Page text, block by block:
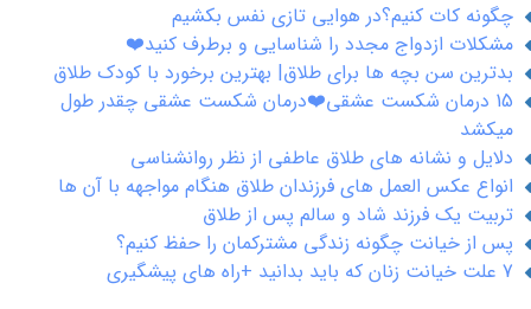
چگونه کات کنیم؟در هوایی تازی نفس بکشیم
مشکلات ازدواج مجدد را شناسایی و برطرف کنید❤️
بدترین سن بچه ها برای طلاق| بهترین برخورد با کودک طلاق
15 درمان شکست عشقی❤️درمان شکست عشقی چقدر طول
میکشد
دلایل و نشانه های طلاق عاطفی از نظر روانشناسی
انواع عکس العمل های فرزندان طلاق هنگام مواجهه با آن ها
تربیت یک فرزند شاد و سالم پس از طلاق
پس از خیانت چگونه زندگی مشترکمان را حفظ کنیم؟
7 علت خیانت زنان که باید بدانید +راه های پیشگیری